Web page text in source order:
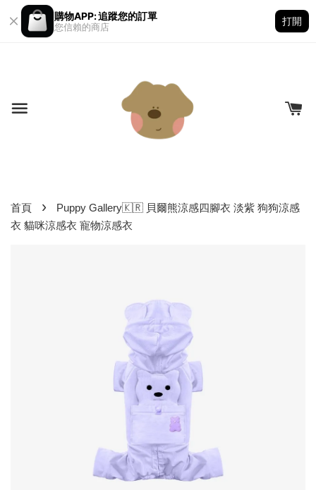
購物APP: 追蹤您的訂單
您信賴的商店
打開
首頁 ›
Puppy Gallery🇰🇷 貝爾熊涼感四腳衣 淡紫 狗狗涼感
衣 貓咪涼感衣 寵物涼感衣